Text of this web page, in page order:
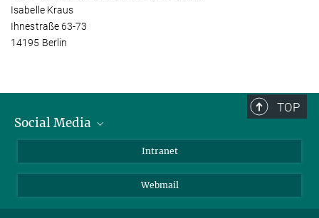
Isabelle Kraus
Ihnestraße 63-73
14195 Berlin
TOP
Social Media
Intranet
Webmail